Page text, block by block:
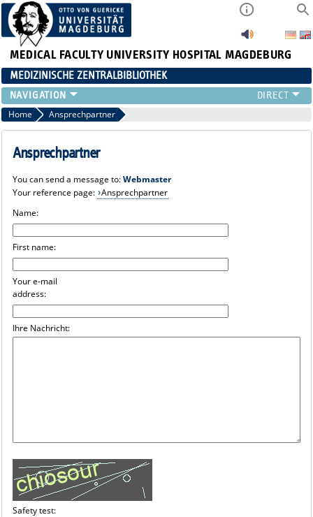
MEDICAL FACULTY UNIVERSITY HOSPITAL MAGDEBURG
MEDIZINISCHE ZENTRALBIBLIOTHEK
Home Ansprechpartner
Ansprechpartner
You can send a message to:Webmaster
Your reference page: Ansprechpartner
Name:
First name:
Your e-mail
address:
Ihre Nachricht:
Safety test: